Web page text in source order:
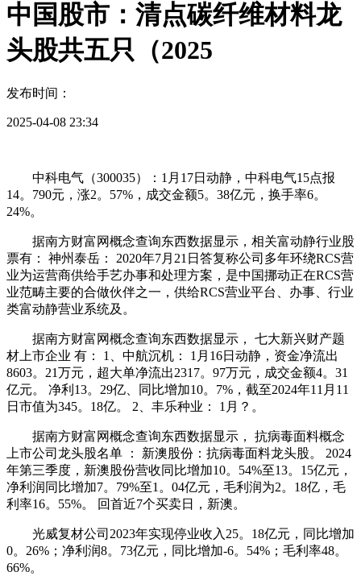
中国股市：清点碳纤维材料龙
头股共五只（2025
发布时间：
2025-04-08 23:34
中科电气（300035）：1月17日动静，中科电气15点报
14。790元，涨2。57%，成交金额5。38亿元，换手率6。
24%。
据南方财富网概念查询东西数据显示，相关富动静行业股
票有： 神州泰岳： 2020年7月21日答复称公司多年环绕RCS营
业为运营商供给手艺办事和处理方案，是中国挪动正在RCS营
业范畴主要的合做伙伴之一，供给RCS营业平台、办事、行业
类富动静营业系统及。
据南方财富网概念查询东西数据显示， 七大新兴财产题
材上市企业 有： 1、中航沉机： 1月16日动静，资金净流出
8603。21万元，超大单净流出2317。97万元，成交金额4。31
亿元。 净利13。29亿、同比增加10。7%，截至2024年11月11
日市值为345。18亿。 2、丰乐种业： 1月？。
据南方财富网概念查询东西数据显示， 抗病毒面料概念
上市公司龙头股名单 ： 新澳股份：抗病毒面料龙头股。 2024
年第三季度，新澳股份营收同比增加10。54%至13。15亿元，
净利润同比增加7。79%至1。04亿元，毛利润为2。18亿，毛
利率16。55%。 回首近7个买卖日，新澳。
光威复材公司2023年实现停业收入25。18亿元，同比增加
0。26%；净利润8。73亿元，同比增加-6。54%；毛利率48。
66%。